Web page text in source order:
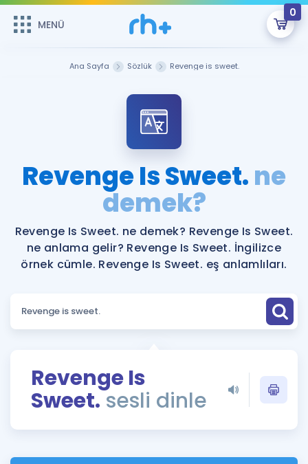
MENÜ
0
Şifremi Hatırlamıyorum
Sepetin Şu An Boş.
Remzi Hoca ile seni sınava hazırlayacak onlarca eğitim seni
bekliyor!
MENÜ
Katılımcı Görüşleri
Faydalı Araçlar
Ücretsiz Kaynaklar
Puan Hesaplama
ÖSYM Sınav Takvimi
Kampanyalar
Blog
İngilizce Gramer
Ana Sayfa Sözlük Revenge is sweet.
Revenge Is Sweet.ne
demek?
Revenge Is Sweet. ne demek? Revenge Is Sweet.
ne anlama gelir? Revenge Is Sweet. İngilizce
örnek cümle. Revenge Is Sweet. eş anlamlıları.
Revenge Is
Sweet. sesli dinle